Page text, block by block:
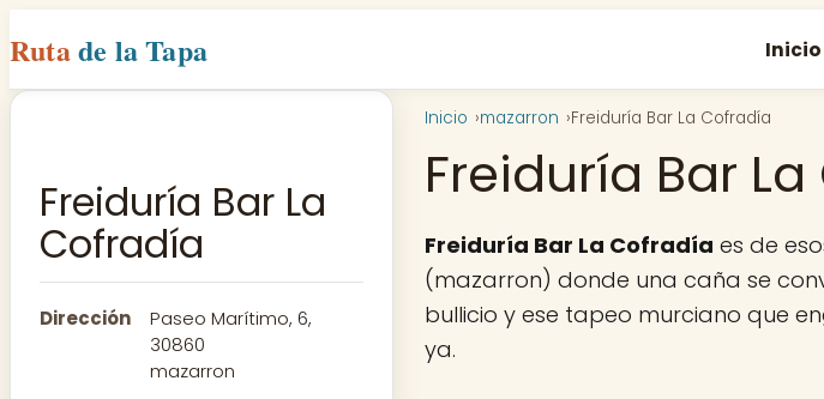
Rutade la Tapa Inicio
Freiduría Bar La
Cofradía
Dirección
Paseo Marítimo, 6,
30860
mazarron
Inicio mazarron Freiduría Bar La Cofradía
Freiduría Bar
Freiduría Bar La Cofradía es de
(mazarron) donde una caña se
bullicio y ese tapeo murciano que
ya.